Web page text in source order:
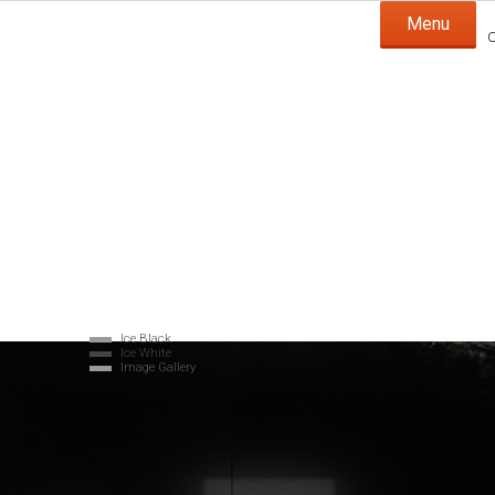
Menu
Ice Black
Ice White
Image Gallery